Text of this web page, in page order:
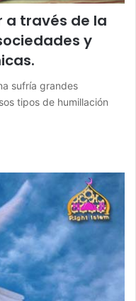
a través de la
y
sufría grandes
tipos de humillación